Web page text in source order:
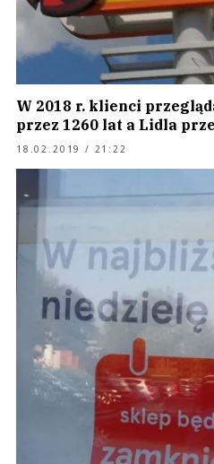
W 2018 r. klienci
przez 1260 lat a Lidla
18.02.2019 / 21:22